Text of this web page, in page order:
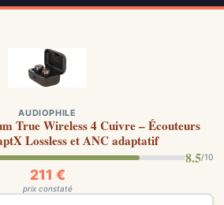
AUDIOPHILE
True Wireless 4 Cuivre – Écouteurs
Lossless et ANC adaptatif
8.5/10
211 €
prix constaté